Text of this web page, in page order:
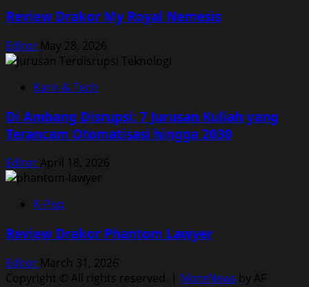
Review Drakor My Royal Nemesis
Editor May 28, 2026
Karir & Tech
Di Ambang Disrupsi: 7 Jurusan Kuliah yang
Terancam Otomatisasi hingga 2030
Editor April 18, 2026
K-Pop
Review Drakor Phantom Lawyer
Editor March 31, 2026
Copyright © All rights reserved. | MoreNews by AF